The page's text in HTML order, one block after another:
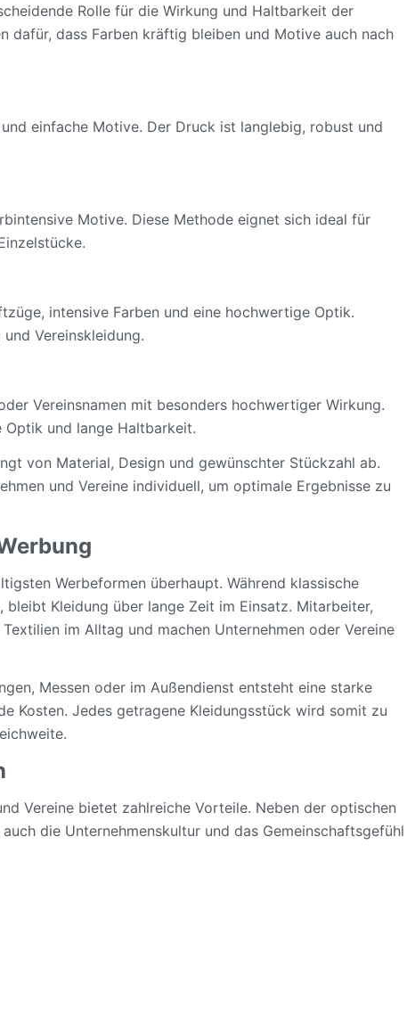
Rolle für die Wirkung und Haltbarkeit der
dafür, dass Farben kräftig bleiben und Motive auch nach
einfache Motive. Der Druck ist langlebig, robust und
Motive. Diese Methode eignet sich ideal für
intensive Farben und eine hochwertige Optik.
Vereinskleidung.
Vereinsnamen mit besonders hochwertiger Wirkung.
Optik und lange Haltbarkeit.
von Material, Design und gewünschter Stückzahl ab.
und Vereine individuell, um optimale Ergebnisse zu
Werbeformen überhaupt. Während klassische
Kleidung über lange Zeit im Einsatz. Mitarbeiter,
im Alltag und machen Unternehmen oder Vereine
Messen oder im Außendienst entsteht eine starke
Kosten. Jedes getragene Kleidungsstück wird somit zu
Vereine bietet zahlreiche Vorteile. Neben der optischen
die Unternehmenskultur und das Gemeinschaftsgefühl